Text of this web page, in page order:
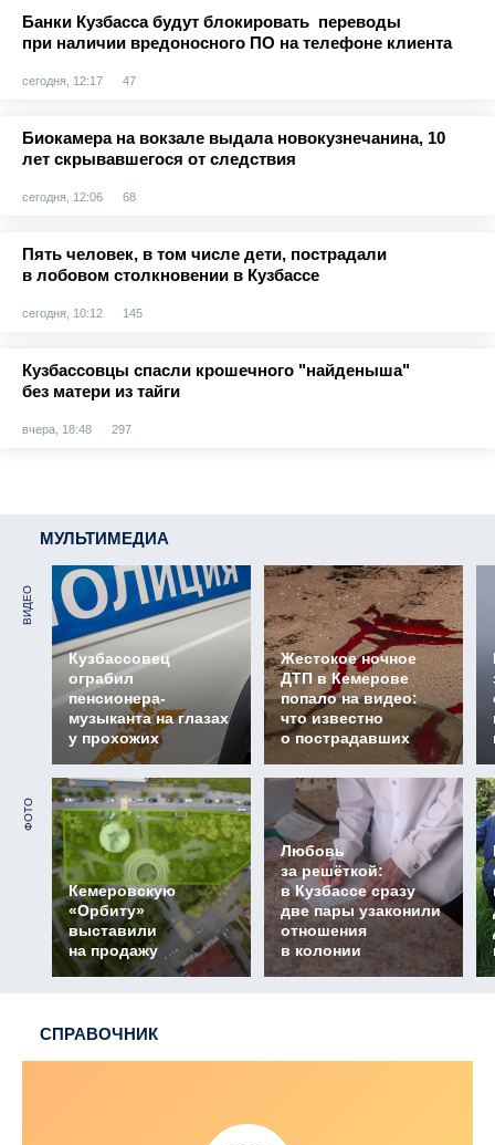
Банки Кузбасса будут блокировать переводы
при наличии вредоносного ПО на телефоне клиента
сегодня, 12:17 47
Биокамера на вокзале выдала новокузнечанина, 10
лет скрывавшегося от следствия
сегодня, 12:06 68
Пять человек, в том числе дети, пострадали
в лобовом столкновении в Кузбассе
сегодня, 10:12 145
Кузбассовцы спасли крошечного "найденыша"
без матери из тайги
вчера, 18:48 297
МУЛЬТИМЕДИА
ВИДЕО
Кузбассовец
ограбил
пенсионера-
музыканта на глазах
у прохожих
Жестокое ночное
ДТП в Кемерове
попало на видео:
что известно
о пострадавших
ФОТО
Кемеровскую
«Орбиту»
выставили
на продажу
Любовь
за решёткой:
в Кузбассе сразу
две пары узаконили
отношения
в колонии
СПРАВОЧНИК